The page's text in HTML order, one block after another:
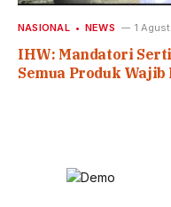
NASIONAL NEWS 1
IHW: Mandatori
Semua Produk Wajib